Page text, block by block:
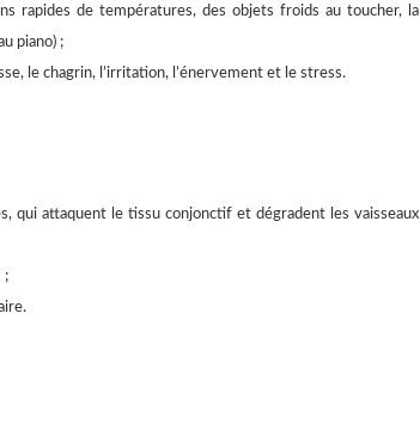
rapides de températures, des objets froids au toucher, la
piano) ;
le chagrin, l’irritation, l’énervement et le stress.
qui attaquent le tissu conjonctif et dégradent les vaisseaux
;